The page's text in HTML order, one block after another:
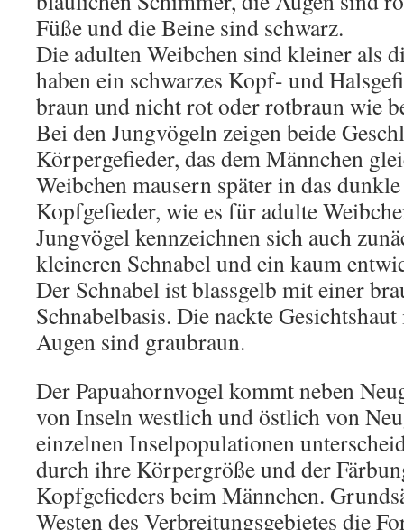
Füße und die Beine sind schwarz.
Die adulten Weibchen sind kleiner als
haben ein schwarzes Kopf- und
braun und nicht rot oder rotbraun wie
Bei den Jungvögeln zeigen beide
Körpergefieder, das dem Männchen
Weibchen mausern später in das
Kopfgefieder, wie es für adulte
Jungvögel kennzeichnen sich auch
kleineren Schnabel und ein kaum
Der Schnabel ist blassgelb mit einer
Schnabelbasis. Die nackte
Augen sind graubraun.
Der Papuahornvogel kommt neben
von Inseln westlich und östlich von
einzelnen Inselpopulationen
durch ihre Körpergröße und der
Kopfgefieders beim Männchen.
Westen des Verbreitungsgebietes die